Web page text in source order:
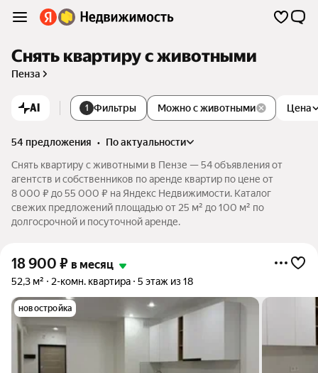
Снять квартиру с животными
Пенза
AI 1 Фильтры Цена
Можно с животными
54 предложения •
по актуальности
Снять квартиру с животными в Пензе — 54 объявления от
агентств и собственников по аренде квартир по цене от
8 000 ₽ до 55 000 ₽ на Яндекс Недвижимости. Каталог
свежих предложений площадью от 25 м² до 100 м² по
долгосрочной и посуточной аренде.
18 900 ₽ в месяц
52,3 м² 2-комн. квартира 5 этаж из 18
новостройка